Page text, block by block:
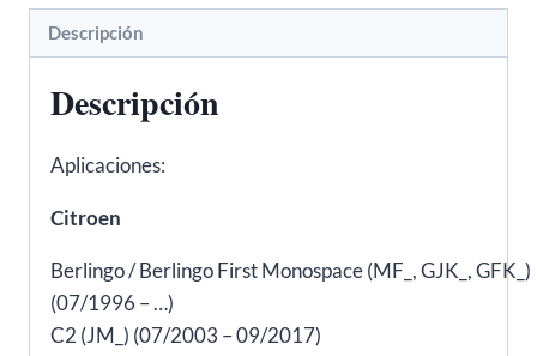
DS4,
Fiat
Peugeot
207,
306
FAE
40492
cantidad
Descripción
Descripción
Aplicaciones:
Citroen
Berlingo / Berlingo First Monospace (MF_, GJK_, GFK_)
(07/1996 – …)
C2 (JM_) (07/2003 – 09/2017)